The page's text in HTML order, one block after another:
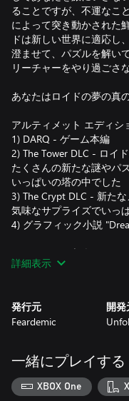
ることですが、不運なこ
によって突き動かされた
ドは新しい世界に適応し
澄ませて、パズルを解い
リーチャーをやり過ごさ
あなたはロイドの夢の真
アルティメット エディシ
1) DARQ - ゲーム本編
2) The Tower DLC - ロイ
たくさんの新たな謎やパ
いっぱいの塔の中でした
3) The Crypt DLC - 新た
気味なサプライズでいっ
4) グラフィック小説
DLCはゲーム本編をクリ
詳細表示
発行元
Feardemic
開発
一緒にプレイする
XBOX One